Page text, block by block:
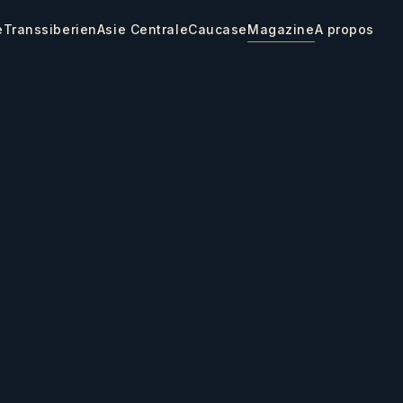
TranssiberienAsie CentraleCaucaseMagazineA propos